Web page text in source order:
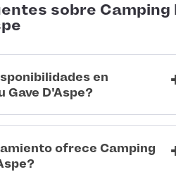
sobre Camping
en
Gave D'Aspe?
ofrece Camping